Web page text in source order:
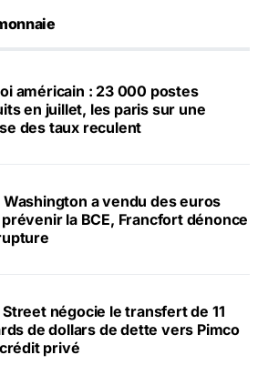
américain : 23 000 postes
en juillet, les paris sur une
des taux reculent
Washington a vendu des euros
la BCE, Francfort dénonce
négocie le transfert de 11
de dollars de dette vers Pimco
privé